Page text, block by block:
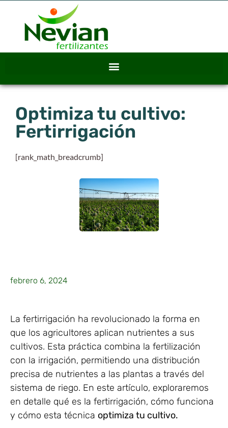
Optimiza tu cultivo:
Fertirrigación
[rank_math_breadcrumb]
febrero 6, 2024
La fertirrigación ha revolucionado la forma en
que los agricultores aplican nutrientes a sus
cultivos. Esta práctica combina la fertilización
con la irrigación, permitiendo una distribución
precisa de nutrientes a las plantas a través del
sistema de riego. En este artículo, exploraremos
en detalle qué es la fertirrigación, cómo funciona
y cómo esta técnica optimiza tu cultivo.